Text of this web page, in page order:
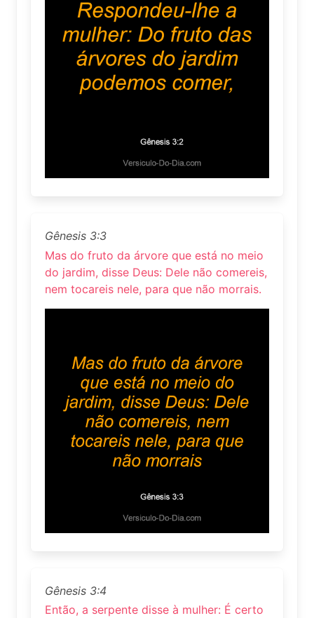
Gênesis 3:3
Mas do fruto da árvore que está no meio
do jardim, disse Deus: Dele não comereis,
nem tocareis nele, para que não morrais.
Gênesis 3:4
Então, a serpente disse à mulher: É certo